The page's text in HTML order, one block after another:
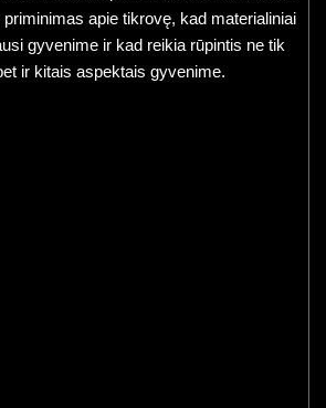
priminimas apie tikrovę, kad materialiniai
gyvenime ir kad reikia rūpintis ne tik
ir kitais aspektais gyvenime.